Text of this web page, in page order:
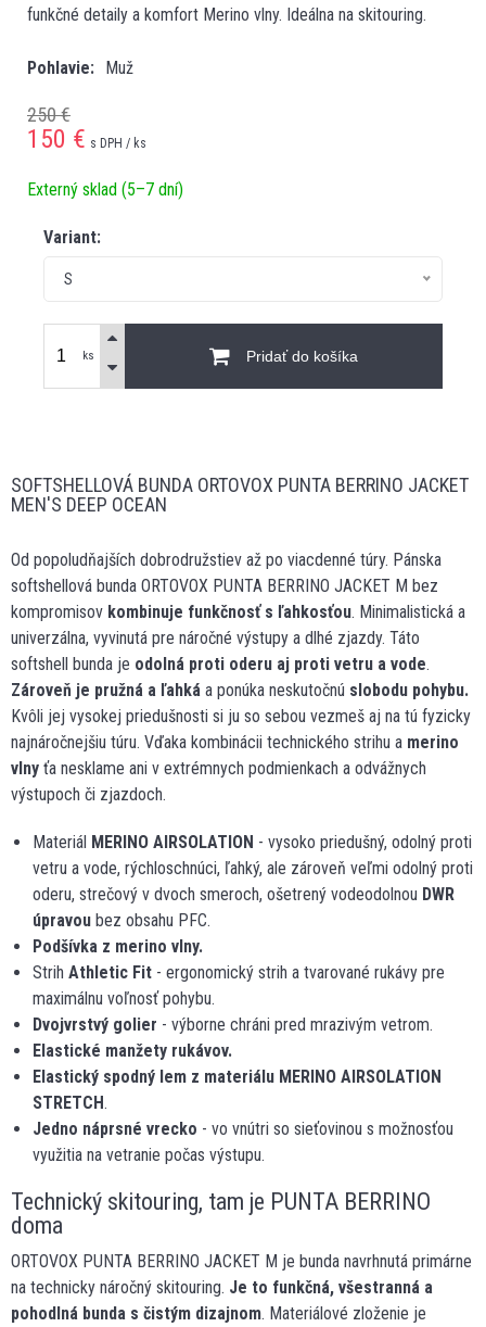
funkčné detaily a komfort Merino vlny. Ideálna na skitouring.
Pohlavie Muž
250 €
150 € s DPH / ks
Externý sklad (5–7 dní)
Variant:
S
ks Pridať do košíka
SOFTSHELLOVÁ BUNDA ORTOVOX PUNTA BERRINO JACKET
MEN'S DEEP OCEAN
Od popoludňajších dobrodružstiev až po viacdenné túry. Pánska
softshellová bunda ORTOVOX PUNTA BERRINO JACKET M bez
kompromisov kombinuje funkčnosť s ľahkosťou. Minimalistická a
univerzálna, vyvinutá pre náročné výstupy a dlhé zjazdy. Táto
softshell bunda je odolná proti oderu aj proti vetru a vode.
Zároveň je pružná a ľahká a ponúka neskutočnú slobodu pohybu.
Kvôli jej vysokej priedušnosti si ju so sebou vezmeš aj na tú fyzicky
najnáročnejšiu túru. Vďaka kombinácii technického strihu a merino
vlny ťa nesklame ani v extrémnych podmienkach a odvážnych
výstupoch či zjazdoch.
Materiál MERINO AIRSOLATION - vysoko priedušný, odolný proti
vetru a vode, rýchloschnúci, ľahký, ale zároveň veľmi odolný proti
oderu, strečový v dvoch smeroch, ošetrený vodeodolnou DWR
úpravou bez obsahu PFC.
Podšívka z merino vlny.
Strih Athletic Fit - ergonomický strih a tvarované rukávy pre
maximálnu voľnosť pohybu.
Dvojvrstvý golier - výborne chráni pred mrazivým vetrom.
Elastické manžety rukávov.
Elastický spodný lem z materiálu MERINO AIRSOLATION
STRETCH.
Jedno náprsné vrecko - vo vnútri so sieťovinou s možnosťou
využitia na vetranie počas výstupu.
Technický skitouring, tam je PUNTA BERRINO
doma
ORTOVOX PUNTA BERRINO JACKET M je bunda navrhnutá primárne
na technicky náročný skitouring. Je to funkčná, všestranná a
pohodlná bunda s čistým dizajnom. Materiálové zloženie je